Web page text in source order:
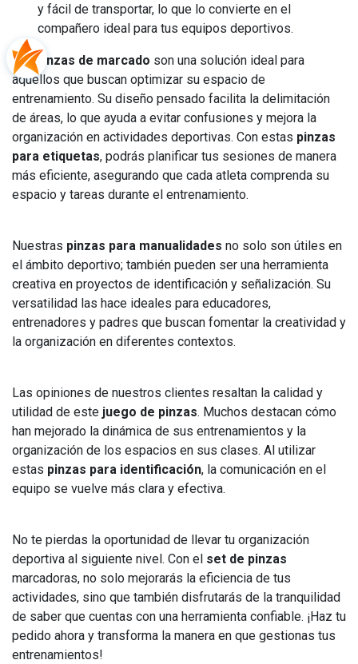
y fácil de transportar, lo que lo convierte en el
compañero ideal para tus equipos deportivos.
Laspinzas de marcado son una solución ideal para
aquellos que buscan optimizar su espacio de
entrenamiento. Su diseño pensado facilita la delimitación
de áreas, lo que ayuda a evitar confusiones y mejora la
organización en actividades deportivas. Con estas pinzas
para etiquetas, podrás planificar tus sesiones de manera
más eficiente, asegurando que cada atleta comprenda su
espacio y tareas durante el entrenamiento.
Nuestras pinzas para manualidades no solo son útiles en
el ámbito deportivo; también pueden ser una herramienta
creativa en proyectos de identificación y señalización. Su
versatilidad las hace ideales para educadores,
entrenadores y padres que buscan fomentar la creatividad y
la organización en diferentes contextos.
Las opiniones de nuestros clientes resaltan la calidad y
utilidad de este juego de pinzas. Muchos destacan cómo
han mejorado la dinámica de sus entrenamientos y la
organización de los espacios en sus clases. Al utilizar
estas pinzas para identificación, la comunicación en el
equipo se vuelve más clara y efectiva.
No te pierdas la oportunidad de llevar tu organización
deportiva al siguiente nivel. Con el set de pinzas
marcadoras, no solo mejorarás la eficiencia de tus
actividades, sino que también disfrutarás de la tranquilidad
de saber que cuentas con una herramienta confiable. ¡Haz tu
pedido ahora y transforma la manera en que gestionas tus
entrenamientos!